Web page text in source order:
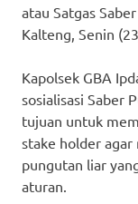
atau Satgas
Kalteng, Senin
Kapolsek GBA
sosialisasi Saber
tujuan untuk
stake holder
pungutan liar
aturan.